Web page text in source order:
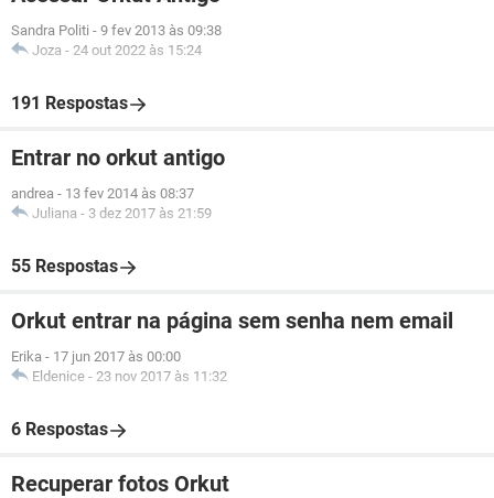
Sandra Politi - 9 fev 2013 às 09:38
Joza - 24 out 2022 às 15:24
191 Respostas
Entrar no orkut antigo
andrea - 13 fev 2014 às 08:37
Juliana - 3 dez 2017 às 21:59
55 Respostas
Orkut entrar na página sem senha nem email
Erika - 17 jun 2017 às 00:00
Eldenice - 23 nov 2017 às 11:32
6 Respostas
Recuperar fotos Orkut